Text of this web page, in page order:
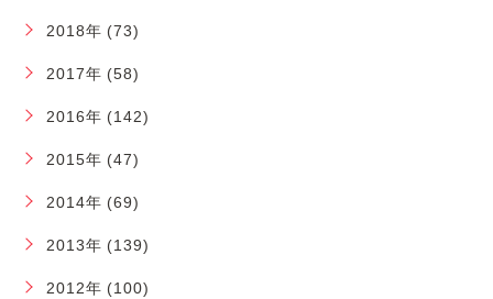
2018年 (73)
2017年 (58)
2016年 (142)
2015年 (47)
2014年 (69)
2013年 (139)
2012年 (100)